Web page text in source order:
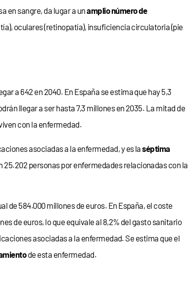
en sangre, da lugar a unamplio número de
oculares (retinopatía), insuficiencia circulatoria (pie
a 642 en 2040. En España se estima que hay 5,3
llegar a ser hasta 7,3 millones en 2035. La mitad de
con la enfermedad.
asociadas a la enfermedad, y es laséptima
25.202 personas por enfermedades relacionadas con la
de 584.000 millones de euros. En España, el coste
de euros, lo que equivale al 8,2% del gasto sanitario
asociadas a la enfermedad. Se estima que el
de esta enfermedad.